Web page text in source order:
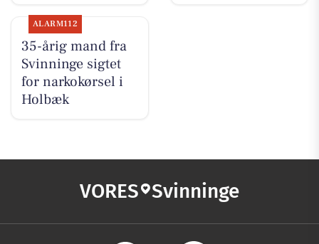
ALARM112
35-årig mand fra
Svinninge sigtet
for narkokørsel i
Holbæk
VORES Svinninge